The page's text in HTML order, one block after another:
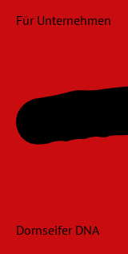
Für Unternehmen
Dornseifer DNA